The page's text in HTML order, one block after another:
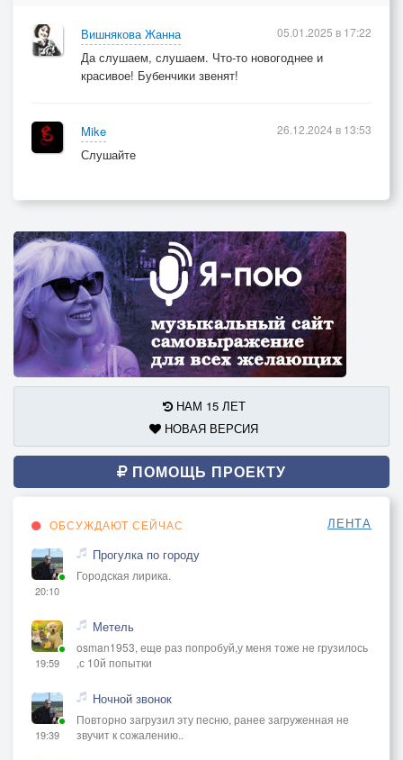
Вишнякова Жанна
Да слушаем, слушаем. Что-то новогоднее и
красивое! Бубенчики звенят!
05.01.2025 в 17:22
Mike
Слушайте
26.12.2024 в 13:53
НАМ 15 ЛЕТ
НОВАЯ ВЕРСИЯ
ПОМОЩЬ ПРОЕКТУ
ОБСУЖДАЮТ СЕЙЧАС ЛЕНТА
20:10
Прогулка по городу
Городская лирика.
19:59
Метель
osman1953, еще раз попробуй,у меня тоже не грузилось
,с 10й попытки
19:39
Ночной звонок
Повторно загрузил эту песню, ранее загруженная не
звучит к сожалению..